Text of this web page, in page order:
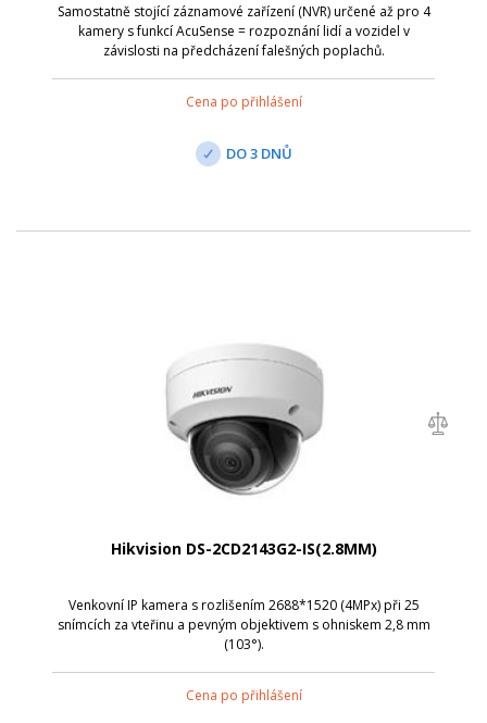
Samostatně stojící záznamové zařízení (NVR) určené až pro 4
kamery s funkcí AcuSense = rozpoznání lidí a vozidel v
závislosti na předcházení falešných poplachů.
Cena po přihlášení
DO 3 DNŮ
Hikvision DS-2CD2143G2-IS(2.8MM)
Venkovní IP kamera s rozlišením 2688*1520 (4MPx) při 25
snímcích za vteřinu a pevným objektivem s ohniskem 2,8 mm
(103°).
Cena po přihlášení